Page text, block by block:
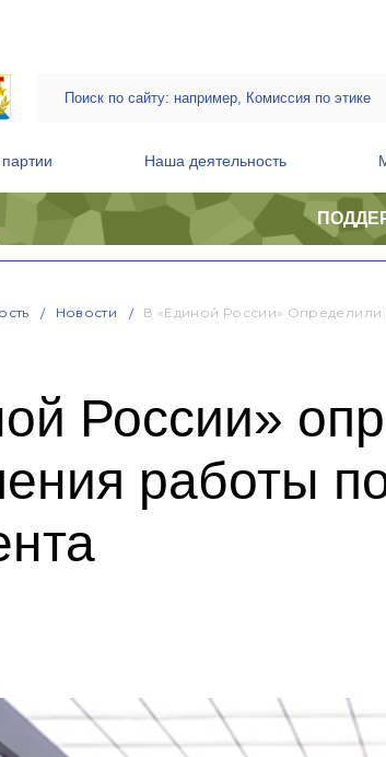
Наша деятельность
Новости В «Единой России»
России»
работы